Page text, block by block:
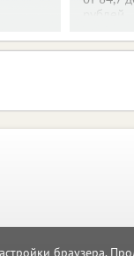
браузера.
рублей.